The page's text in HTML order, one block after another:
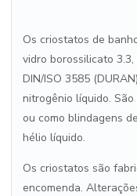
Os criostatos de
vidro borossilicato
DIN/ISO 3585
nitrogênio líquido.
ou como blindagens
hélio líquido.
Os criostatos são
encomenda.